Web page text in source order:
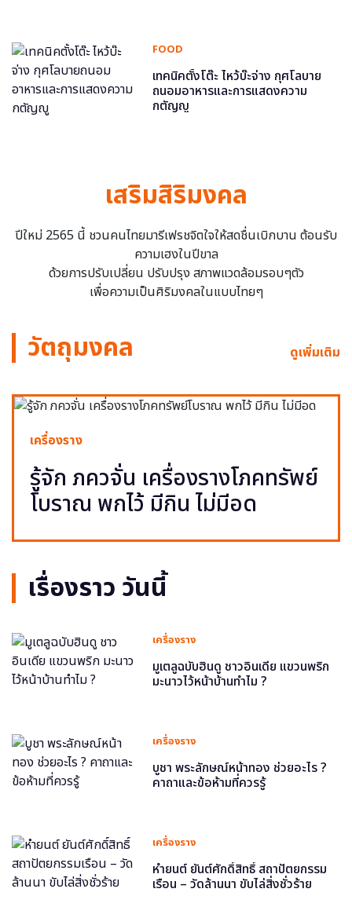
FOOD
เทคนิคตั้งโต๊ะ ไหว้บ๊ะจ่าง กุศโลบาย
ถนอมอาหารและการแสดงความ
กตัญญู
เสริมสิริมงคล
ปีใหม่ 2565 นี้ ชวนคนไทยมารีเฟรชจิตใจให้สดชื่นเบิกบาน ต้อนรับ
ความเฮงในปีขาล
ด้วยการปรับเปลี่ยน ปรับปรุง สภาพแวดล้อมรอบๆตัว
เพื่อความเป็นศิริมงคลในแบบไทยๆ
วัตถุมงคล ดูเพิ่มเติม
เครื่องราง
รู้จัก ภควจั่น เครื่องรางโภคทรัพย์
โบราณ พกไว้ มีกิน ไม่มีอด
เรื่องราว วันนี้
เครื่องราง
มูเตลูฉบับฮินดู ชาวอินเดีย แขวนพริก
มะนาวไว้หน้าบ้านทำไม ?
เครื่องราง
บูชา พระลักษณ์หน้าทอง ช่วยอะไร ?
คาถาและข้อห้ามที่ควรรู้
เครื่องราง
หำยนต์ ยันต์ศักดิ์สิทธิ์ สถาปัตยกรรม
เรือน – วัดล้านนา ขับไล่สิ่งชั่วร้าย